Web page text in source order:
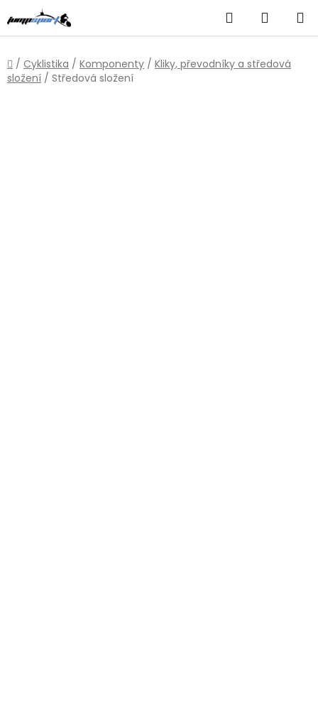
na
obsah
Hledat
KOŠÍK
Domů
/ Cyklistika / Komponenty / Kliky, převodníky a středová
složení / Středová složení